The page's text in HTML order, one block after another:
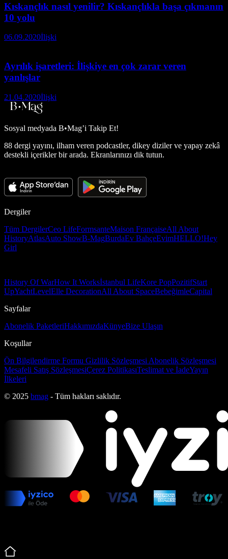
Kıskançlık nasıl yenilir? Kıskançlıkla başa çıkmanın
10 yolu
06.09.2020İlişki
Ayrılık işaretleri: İlişkiye en çok zarar veren
yanlışlar
21.04.2020İlişki
Sosyal medyada B•Mag’i Takip Et!
88 dergi yayını, ilham veren podcastler, dikey diziler ve yapay zekâ
destekli içerikler bir arada. Ekranlarınızı dik tutun.
Dergiler
Tüm DergilerCeo LifeFormsanteMaison FrançaiseAll About
HistoryAtlasAuto ShowB-MagBurdaEv BahçeEvimHELLO!Hey
Girl
History Of WarHow It Worksİstanbul LifeKore PopPozitifStart
UpYachtLevelElle DecorationAll About SpaceBebeğimleCapital
Sayfalar
Abonelik PaketleriHakkımızdaKünyeBize Ulaşın
Koşullar
Ön Bilgilendirme Formu Gizlilik Sözleşmesi Abonelik Sözleşmesi
Mesafeli Satış SözleşmesiÇerez PolitikasıTeslimat ve İadeYayın
İlkeleri
© 2025 bmag - Tüm hakları saklıdır.